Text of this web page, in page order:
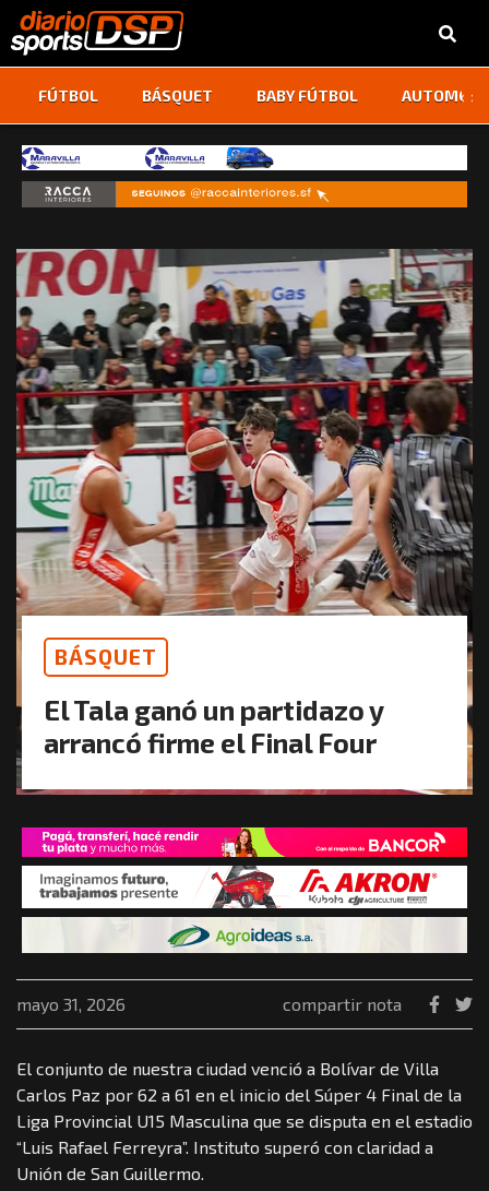
FÚTBOL BÁSQUET BABY FÚTBOL ‹ ›
BÁSQUET
El Tala ganó un partidazo y
arrancó firme el Final Four
mayo 31, 2026 compartir nota
El conjunto de nuestra ciudad venció a Bolívar de Villa
Carlos Paz por 62 a 61 en el inicio del Súper 4 Final de la
Liga Provincial U15 Masculina que se disputa en el estadio
“Luis Rafael Ferreyra”. Instituto superó con claridad a
Unión de San Guillermo.